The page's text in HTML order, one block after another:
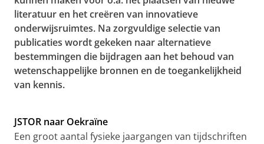
literatuur en het creëren van innovatieve
onderwijsruimtes. Na zorgvuldige selectie van
publicaties wordt gekeken naar alternatieve
bestemmingen die bijdragen aan het behoud van
wetenschappelijke bronnen en de toegankelijkheid
van kennis.
JSTOR naar Oekraïne
Een groot aantal fysieke jaargangen van tijdschriften